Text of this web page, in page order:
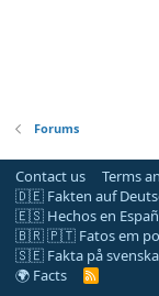
Forums
Contact us Terms
🇩🇪 Fakten auf
🇪🇸 Hechos en
🇧🇷 🇵🇹 Fatos em
🇸🇪 Fakta på svenska
🌍 Facts
R